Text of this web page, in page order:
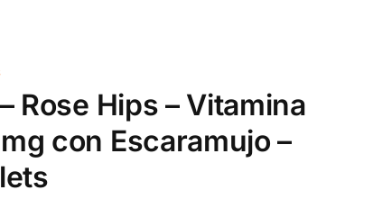
Rose Hips – Vitamina
con Escaramujo –